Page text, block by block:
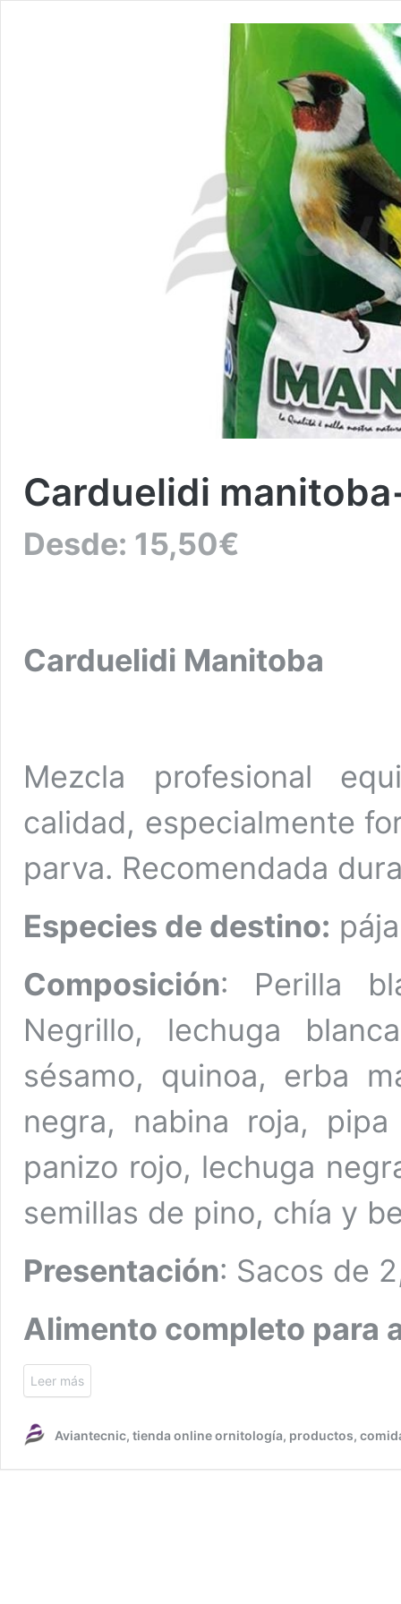
Carduelidi
Desde: 15,50€
Carduelidi Manitoba
Mezcla profesional
calidad, especialmente
parva. Recomendada
Especies de destino:
Composición: Perilla
Negrillo, lechuga
sésamo, quinoa, erba
negra, nabina roja,
panizo rojo, lechuga
semillas de pino, chía y
Presentación: Sacos de
Alimento completo para
Leer más
Aviantecnic, tienda online ornitología, productos,